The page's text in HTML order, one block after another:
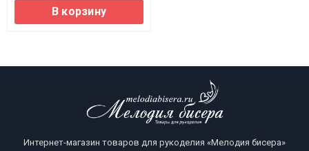
В корзину
Интернет-магазин товаров для рукоделия «Мелодия бисера»